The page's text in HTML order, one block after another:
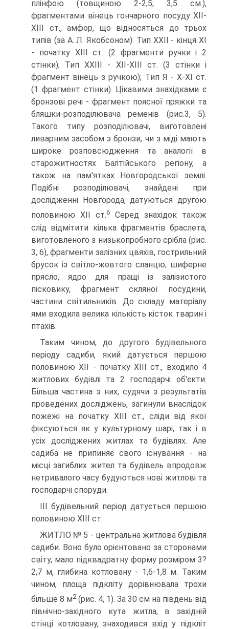
плінфою (товщиною 2-2,5; 3,5 см.),
фрагментами вінець гончарного посуду ХІІ-
ХІІІ ст., амфор, що відносяться до трьох
типів (за А. Л. Якобсоном): Тип ХХІІ - кінця ХІ
- початку ХІІІ ст. (2 фрагменти ручки і 2
стінки); Тип ХХІІІ - ХІІ-ХІІІ ст. (3 стінки і
фрагмент вінець з ручкою); Тип Я - Х-ХІ ст.
(1 фрагмент стінки). Цікавими знахідками є
бронзові речі - фрагмент поясної пряжки та
бляшки-розподілювача ременів (рис.3, 5).
Такого типу розподілювачі, виготовлені
ливарним засобом з бронзи, чи з міді мають
широке розповсюдження та аналогії в
старожитностях Балтійського регіону, а
також на пам'ятках Новгородської землі.
Подібні розподілювачі, знайдені при
дослідженні Новгорода, датуються другою
половиною ХІІ ст.6
Серед знахідок також
слід відмітити кілька фрагментів браслета,
виготовленого з низькопробного срібла (рис.
3, 6), фрагменти залізних цвяхів, гострильний
брусок із світло-жовтого сланцю, шиферне
прясло, ядро для пращі із залізистого
пісковику, фрагмент скляної посудини,
частини світильників. До складу матеріалу
ями входила велика кількість кісток тварин і
птахів.
Таким чином, до другого будівельного
періоду садиби, який датується першою
половиною ХІІ - початку ХІІІ ст., входило 4
житлових будівлі та 2 господарчі об'єкти.
Більша частина з них, судячи з результатів
проведених досліджень, загинули внаслідок
пожежі на початку ХІІІ ст., сліди від якої
фіксуються як у культурному шарі, так і в
усіх досліджених житлах та будівлях. Але
садиба не припиняє свого існування - на
місці загиблих жител та будівель впродовж
нетривалого часу будуються нові житлові та
господарчі споруди.
ІІІ будівельний період датується першою
половиною ХІІІ ст.
ЖИТЛО № 5 - центральна житлова будівля
садиби. Воно було орієнтовано за сторонами
світу, мало підквадратну форму розміром 3?
2,7 м, глибина котловану - 1,6-1,8 м. Таким
чином, площа підкліту дорівнювала трохи
більше 8 м2(рис. 4, 1). За 30 см на південь від
північно-західного кута житла, в західній
стінці котловану, знаходився вхід у підкліт